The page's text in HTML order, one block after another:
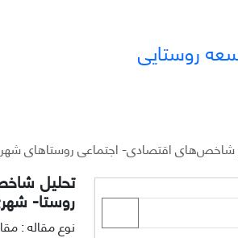
روستایی
شاخص‌های اقتصادی- اجتماعی روستاهای
تحلیل
روستا-
نوع مقاله :